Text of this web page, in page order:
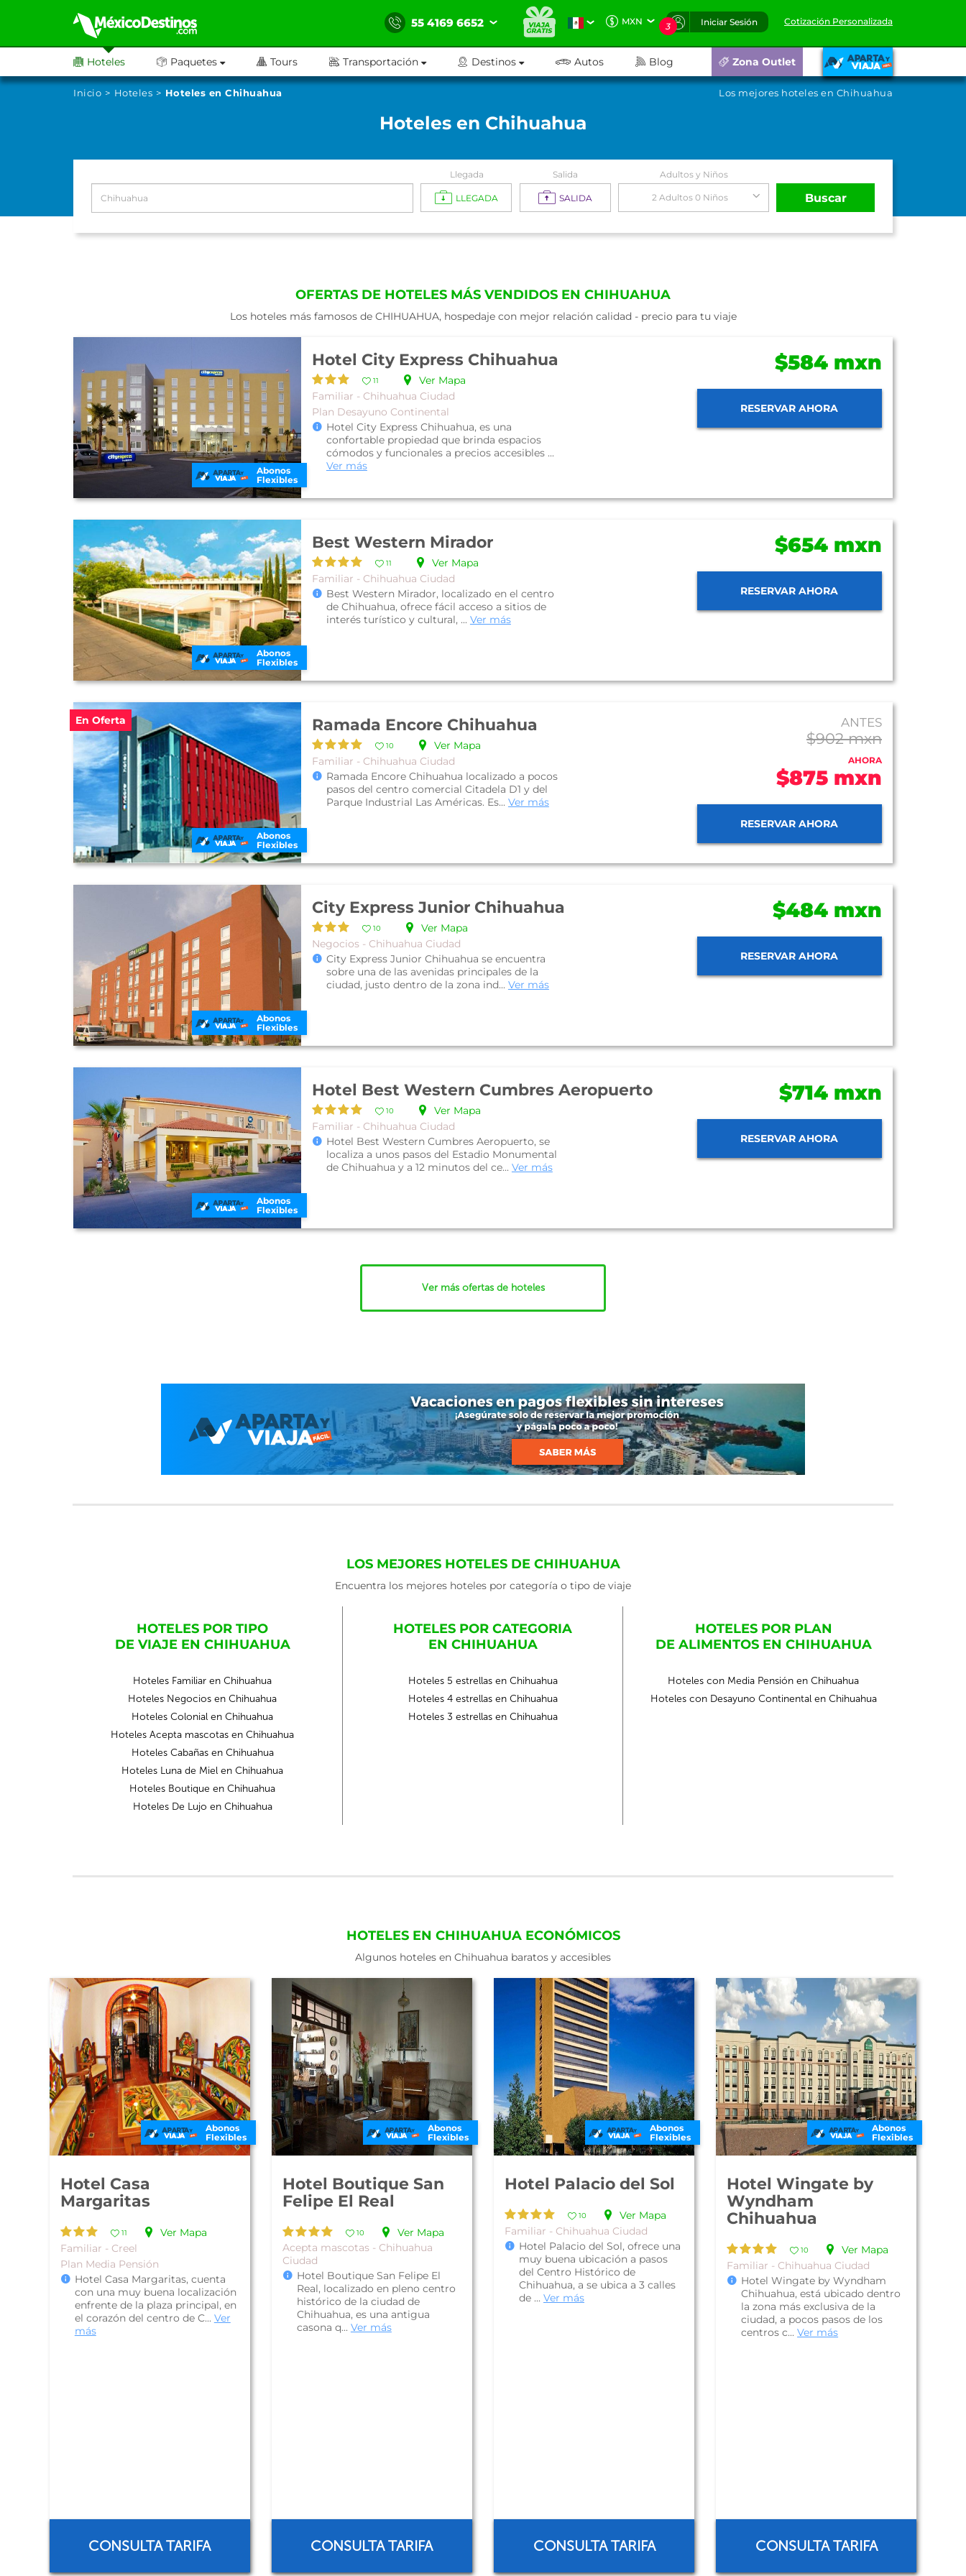
55 4169 6652 MXN 3 Iniciar Sesión Cotización Personalizada
Hoteles Paquetes Tours Transportación Destinos Autos Blog Zona Outlet
Inicio Hoteles Hoteles en Chihuahua Los mejores hoteles en Chihuahua
Hoteles en Chihuahua
Llegada
LLEGADA
Salida
SALIDA
Adultos y Niños
2 Adultos 0 Niños Buscar
OFERTAS DE HOTELES MÁS VENDIDOS EN CHIHUAHUA
Los hoteles más famosos de CHIHUAHUA, hospedaje con mejor relación calidad - precio para tu viaje
Abonos
Flexibles
Hotel City Express Chihuahua
11
Ver Mapa
Familiar - Chihuahua Ciudad
Plan Desayuno Continental
Hotel City Express Chihuahua, es una
confortable propiedad que brinda espacios
cómodos y funcionales a precios accesibles ...
Ver más
$584 mxn
RESERVAR AHORA
Abonos
Flexibles
Best Western Mirador
11
Ver Mapa
Familiar - Chihuahua Ciudad
Best Western Mirador, localizado en el centro
de Chihuahua, ofrece fácil acceso a sitios de
interés turístico y cultural, ... Ver más
$654 mxn
RESERVAR AHORA
En Oferta
Abonos
Flexibles
Ramada Encore Chihuahua
10
Ver Mapa
Familiar - Chihuahua Ciudad
Ramada Encore Chihuahua localizado a pocos
pasos del centro comercial Citadela D1 y del
Parque Industrial Las Américas. Es... Ver más
ANTES
$902 mxn
AHORA
$875 mxn
RESERVAR AHORA
Abonos
Flexibles
City Express Junior Chihuahua
10
Ver Mapa
Negocios - Chihuahua Ciudad
City Express Junior Chihuahua se encuentra
sobre una de las avenidas principales de la
ciudad, justo dentro de la zona ind... Ver más
$484 mxn
RESERVAR AHORA
Abonos
Flexibles
Hotel Best Western Cumbres Aeropuerto
10
Ver Mapa
Familiar - Chihuahua Ciudad
Hotel Best Western Cumbres Aeropuerto, se
localiza a unos pasos del Estadio Monumental
de Chihuahua y a 12 minutos del ce... Ver más
$714 mxn
RESERVAR AHORA
Ver más ofertas de hoteles
LOS MEJORES HOTELES DE CHIHUAHUA
Encuentra los mejores hoteles por categoría o tipo de viaje
HOTELES POR TIPO
DE VIAJE EN CHIHUAHUA
Hoteles Familiar en Chihuahua
Hoteles Negocios en Chihuahua
Hoteles Colonial en Chihuahua
Hoteles Acepta mascotas en Chihuahua
Hoteles Cabañas en Chihuahua
Hoteles Luna de Miel en Chihuahua
Hoteles Boutique en Chihuahua
Hoteles De Lujo en Chihuahua
HOTELES POR CATEGORIA
EN CHIHUAHUA
Hoteles 5 estrellas en Chihuahua
Hoteles 4 estrellas en Chihuahua
Hoteles 3 estrellas en Chihuahua
HOTELES POR PLAN
DE ALIMENTOS EN CHIHUAHUA
Hoteles con Media Pensión en Chihuahua
Hoteles con Desayuno Continental en Chihuahua
HOTELES EN CHIHUAHUA ECONÓMICOS
Algunos hoteles en Chihuahua baratos y accesibles
Abonos
Flexibles
Hotel Casa
Margaritas
11
Ver Mapa
Familiar - Creel
Plan Media Pensión
Hotel Casa Margaritas, cuenta
con una muy buena localización
enfrente de la plaza principal, en
el corazón del centro de C... Ver
más
CONSULTA TARIFA
Abonos
Flexibles
Hotel Boutique San
Felipe El Real
10
Ver Mapa
Acepta mascotas - Chihuahua
Ciudad
Hotel Boutique San Felipe El
Real, localizado en pleno centro
histórico de la ciudad de
Chihuahua, es una antigua
casona q... Ver más
CONSULTA TARIFA
Abonos
Flexibles
Hotel Palacio del Sol
10
Ver Mapa
Familiar - Chihuahua Ciudad
Hotel Palacio del Sol, ofrece una
muy buena ubicación a pasos
del Centro Histórico de
Chihuahua, a se ubica a 3 calles
de ... Ver más
CONSULTA TARIFA
Abonos
Flexibles
Hotel Wingate by
Wyndham
Chihuahua
10
Ver Mapa
Familiar - Chihuahua Ciudad
Hotel Wingate by Wyndham
Chihuahua, está ubicado dentro
la zona más exclusiva de la
ciudad, a pocos pasos de los
centros c...Ver más
CONSULTA TARIFA